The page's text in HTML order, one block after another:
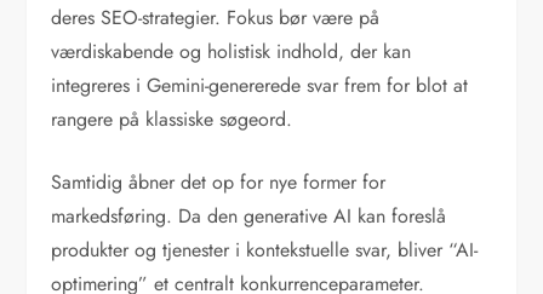
deres SEO-strategier. Fokus bør være på
værdiskabende og holistisk indhold, der kan
integreres i Gemini-genererede svar frem for blot at
rangere på klassiske søgeord.
Samtidig åbner det op for nye former for
markedsføring. Da den generative AI kan foreslå
produkter og tjenester i kontekstuelle svar, bliver “AI-
optimering” et centralt konkurrenceparameter.